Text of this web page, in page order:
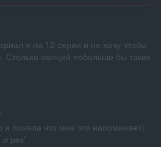
я на 12 серии и не хочу чтобы
Столько эмоций побольше бы таких
я поняла что мне это напоминает)
рек"